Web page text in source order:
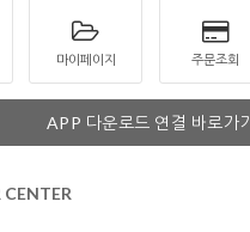
마이페이지 주문조회
APP 다운로드 연결 바로가기